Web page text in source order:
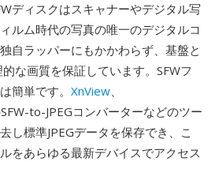
ディスクはスキャナーやデジタル写
ルム時代の写真の唯一のデジタルコ
自ラッパーにもかかわらず、基盤と
な画質を保証しています。SFWフ
簡単です。 XnView、
to-JPEGコンバーターなどのツー
し標準JPEGデータを保存でき、こ
をあらゆる最新デバイスでアクセス